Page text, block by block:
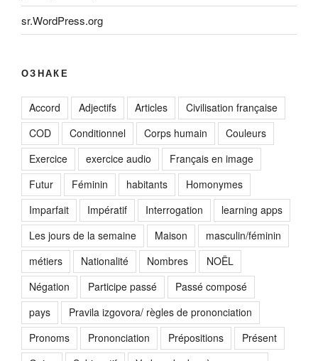
sr.WordPress.org
ОЗНАКЕ
Accord Adjectifs Articles
Civilisation française
COD
Conditionnel Corps humain
Couleurs
Exercice
exercice audio
Français en image
Futur
Féminin habitants
Homonymes
Imparfait
Impératif Interrogation
learning apps
Les jours de la semaine
Maison
masculin/féminin
métiers
Nationalité Nombres
NOËL
Négation
Participe passé
Passé composé
pays
Pravila izgovora/ règles de prononciation
Pronoms
Prononciation Prépositions
Présent